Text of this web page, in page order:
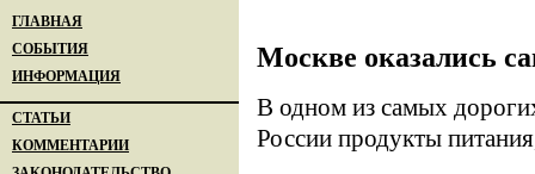
ГЛАВНАЯ
СОБЫТИЯ
ИНФОРМАЦИЯ
СТАТЬИ
КОММЕНТАРИИ
Москве оказались
В одном из самых
России продукты